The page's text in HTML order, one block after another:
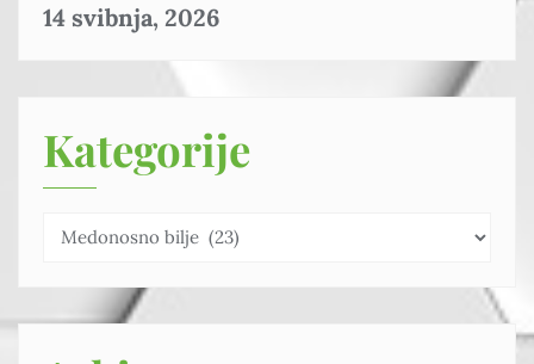
14 svibnja, 2026
Kategorije